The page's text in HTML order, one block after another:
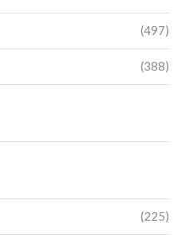
(497)
(388)
(225)